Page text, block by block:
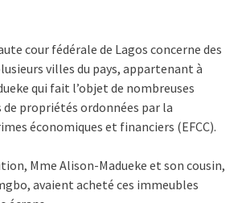
cour fédérale de Lagos concerne des
villes du pays, appartenant à
qui fait l’objet de nombreuses
de propriétés ordonnées par la
économiques et financiers (EFCC).
Mme Alison-Madueke et son cousin,
avaient acheté ces immeubles